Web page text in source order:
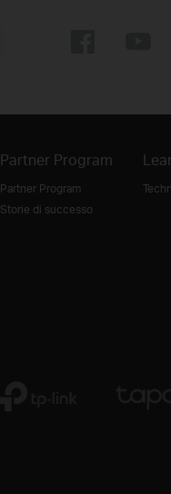
Partner Program
Partner Program
Storie di successo